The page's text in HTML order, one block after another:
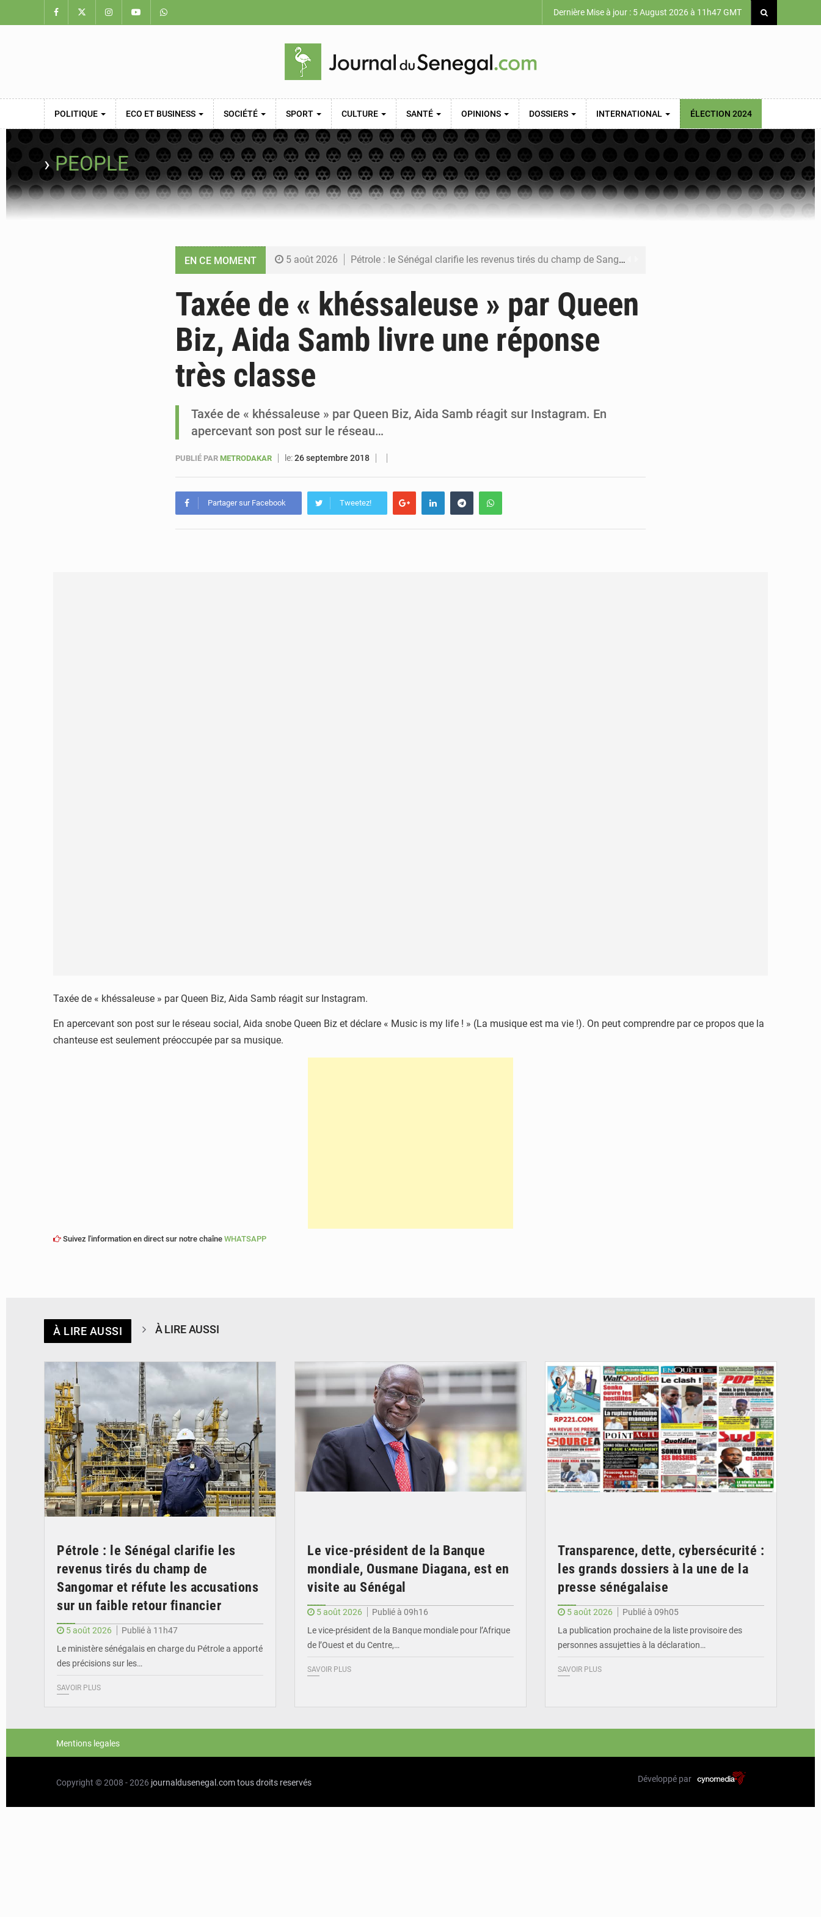
Dernière Mise à jour : 5 August 2026 à 11h47 GMT
POLITIQUE ECO ET BUSINESS SOCIÉTÉ SPORT CULTURE SANTÉ OPINIONS DOSSIERS INTERNATIONAL ÉLECTION 2024
›PEOPLE
EN CE MOMENT 5 août 2026 Pétrole : le Sénégal clarifie les revenus tirés du champ de Sangomar et réfute les accusations sur un faible retour financier
5 août 2026 Transparence, dette, cybersécurité : les grands dossiers à la une de la presse sénégalaise
5 août 2026 Sénégal : un nouveau commissariat inauguré à Touba afin de renforcer la sécurité
4 août 2026
Taxée de « khéssaleuse » par Queen
Biz, Aida Samb livre une réponse
très classe
Taxée de « khéssaleuse » par Queen Biz, Aida Samb réagit sur Instagram. En
apercevant son post sur le réseau…
PUBLIÉ PAR METRODAKAR le:26 septembre 2018
Partager sur Facebook Tweetez!
Taxée de « khéssaleuse » par Queen Biz, Aida Samb réagit sur Instagram.
En apercevant son post sur le réseau social, Aida snobe Queen Biz et déclare « Music is my life ! » (La musique est ma vie !). On peut comprendre par ce propos que la
chanteuse est seulement préoccupée par sa musique.
Suivez l'information en direct sur notre chaîne WHATSAPP
À LIRE AUSSI À LIRE AUSSI
Pétrole : le Sénégal clarifie les
revenus tirés du champ de
Sangomar et réfute les accusations
sur un faible retour financier
5 août 2026
Publié à 11h47
Le ministère sénégalais en charge du Pétrole a apporté
des précisions sur les…
SAVOIR PLUS
Le vice-président de la Banque
mondiale, Ousmane Diagana, est en
visite au Sénégal
5 août 2026
Publié à 09h16
Le vice-président de la Banque mondiale pour l’Afrique
de l’Ouest et du Centre,…
SAVOIR PLUS
Transparence, dette, cybersécurité :
les grands dossiers à la une de la
presse sénégalaise
5 août 2026
Publié à 09h05
La publication prochaine de la liste provisoire des
personnes assujetties à la déclaration…
SAVOIR PLUS
Mentions legales
Copyright © 2008 - 2026 journaldusenegal.comtous droits reservés Développé par